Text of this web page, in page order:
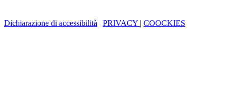
Dichiarazione di accessibilità | PRIVACY | COOCKIES